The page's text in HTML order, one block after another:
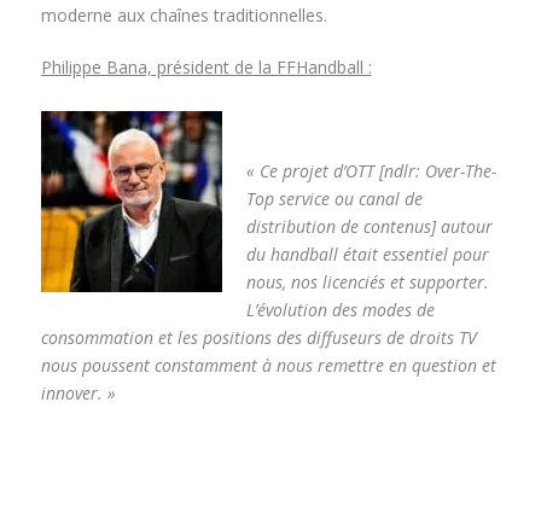
moderne aux chaînes traditionnelles.
Philippe Bana, président de la FFHandball :
« Ce projet d’OTT [ndlr: Over-The-
Top service ou canal de
distribution de contenus] autour
du handball était essentiel pour
nous, nos licenciés et supporter.
L’évolution des modes de
consommation et les positions des diffuseurs de droits TV
nous poussent constamment à nous remettre en question et
innover. »